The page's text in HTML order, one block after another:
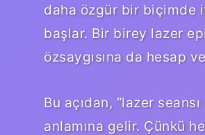
daha özgür bir biçimde
başlar. Bir birey lazer
özsaygısına da hesap
Bu açıdan, “lazer
anlamına gelir. Çünkü